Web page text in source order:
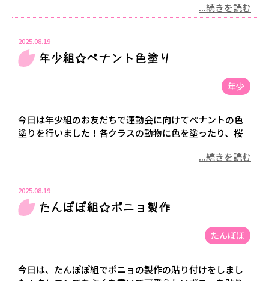
...続きを読む
2025.08.19
年少組☆ペナント色塗り
年少
今日は年少組のお友だちで運動会に向けてペナントの色
塗りを行いました！各クラスの動物に色を塗ったり、桜
...続きを読む
2025.08.19
たんぽぽ組☆ポニョ製作
たんぽぽ
今日は、たんぽぽ組でポニョの製作の貼り付けをしまし